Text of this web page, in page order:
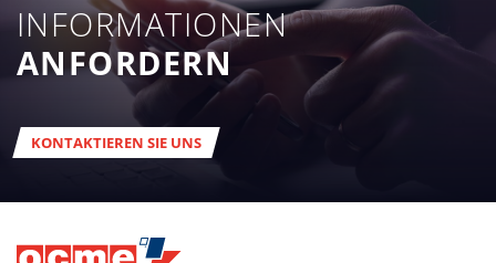
INFORMATIONEN
ANFORDERN
KONTAKTIEREN SIE UNS